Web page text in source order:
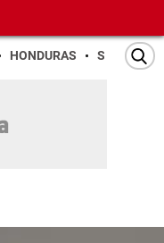
HONDURAS SAN PEDRO